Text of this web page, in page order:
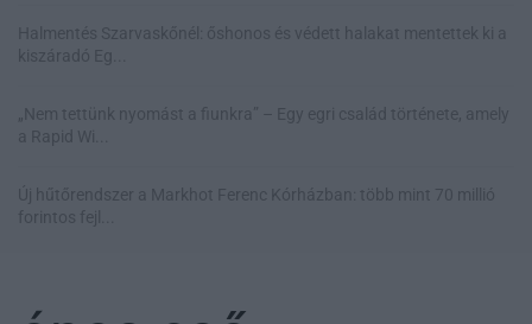
Halmentés Szarvaskőnél: őshonos és védett halakat mentettek ki a
kiszáradó Eg...
„Nem tettünk nyomást a fiunkra” – Egy egri család története, amely
a Rapid Wi...
Új hűtőrendszer a Markhot Ferenc Kórházban: több mint 70 millió
forintos fejl...